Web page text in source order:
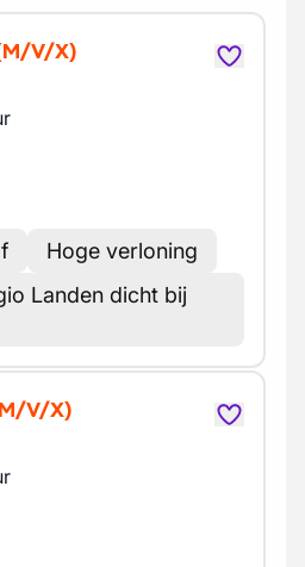
V/X)
Hoge verloning
Landen dicht bij
V/X)